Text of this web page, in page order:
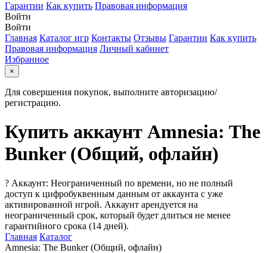
Гарантии Как купить Правовая информация
Войти
Войти
Главная Каталог игр Контакты Отзывы Гарантии Как купить
Правовая информация Личный кабинет
Избранное
×
Для совершения покупок, выполните авторизацию/
регистрацию.
Купить аккаунт Amnesia: The
Bunker (Общий, офлайн)
? Аккаунт: Неограниченный по времени, но не полный
доступ к цифробуквенным данным от аккаунта с уже
активированной игрой. Аккаунт арендуется на
неограниченный срок, который будет длиться не менее
гарантийного срока (14 дней).
Главная Каталог
Amnesia: The Bunker (Общий, офлайн)